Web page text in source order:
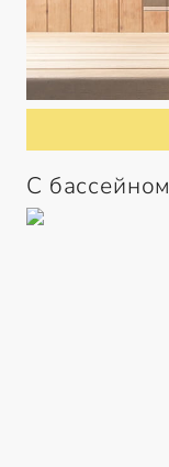
С бассейном